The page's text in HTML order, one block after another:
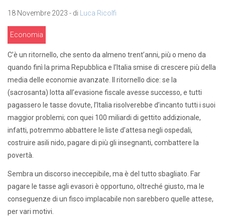
18 Novembre 2023 - di Luca Ricolfi
Economia
C’è un ritornello, che sento da almeno trent’anni, più o meno da
quando finì la prima Repubblica e l’Italia smise di crescere più della
media delle economie avanzate. Il ritornello dice: se la
(sacrosanta) lotta all’evasione fiscale avesse successo, e tutti
pagassero le tasse dovute, l’Italia risolverebbe d’incanto tutti i suoi
maggior problemi; con quei 100 miliardi di gettito addizionale,
infatti, potremmo abbattere le liste d’attesa negli ospedali,
costruire asili nido, pagare di più gli insegnanti, combattere la
povertà.
Sembra un discorso ineccepibile, ma è del tutto sbagliato. Far
pagare le tasse agli evasori è opportuno, oltreché giusto, ma le
conseguenze di un fisco implacabile non sarebbero quelle attese,
per vari motivi.